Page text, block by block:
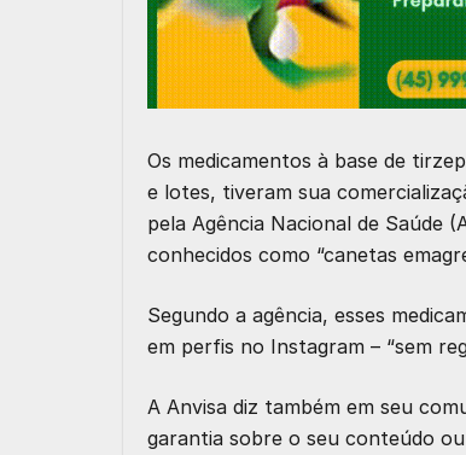
Os medicamentos à base de
e lotes, tiveram sua
pela Agência Nacional de Saúde
conhecidos como “canetas
Segundo a agência, esses
em perfis no Instagram – “sem
A Anvisa diz também em seu
garantia sobre o seu conteúdo